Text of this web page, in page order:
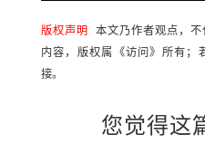
版权声明 本文乃作者观点，
内容，版权属《访问》所有；
接。
您觉得这